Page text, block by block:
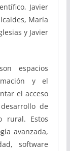
Javier
María
y Javier
espacios
y el
el acceso
de
rural. Estos
avanzada,
software